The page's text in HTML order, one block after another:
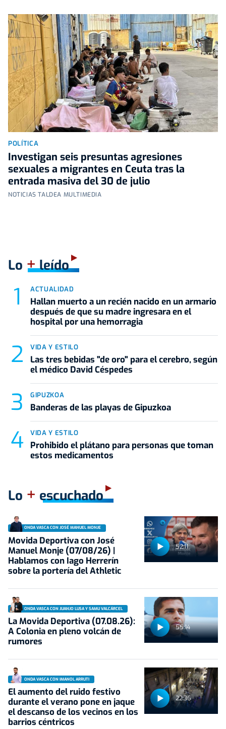
POLÍTICA
Investigan seis presuntas agresiones
sexuales a migrantes en Ceuta tras la
entrada masiva del 30 de julio
NOTICIAS TALDEA MULTIMEDIA
Lo +leído
ACTUALIDAD
Hallan muerto a un recién nacido en un armario
después de que su madre ingresara en el
hospital por una hemorragia
VIDA Y ESTILO
Las tres bebidas "de oro" para el cerebro, según
el médico David Céspedes
GIPUZKOA
Banderas de las playas de Gipuzkoa
VIDA Y ESTILO
Prohibido el plátano para personas que toman
estos medicamentos
Lo + escuchado
52:11
ONDA VASCA CON JOSÉ MANUEL MONJE
Movida Deportiva con José
Manuel Monje (07/08/26) |
Hablamos con Iago Herrerín
sobre la portería del Athletic
55:14
ONDA VASCA CON JUANJO LUSA Y SAMU VALCÁRCEL
La Movida Deportiva (07.08.26):
A Colonia en pleno volcán de
rumores
22:36
ONDA VASCA CON IMANOL ARRUTI
El aumento del ruido festivo
durante el verano pone en jaque
el descanso de los vecinos en los
barrios céntricos